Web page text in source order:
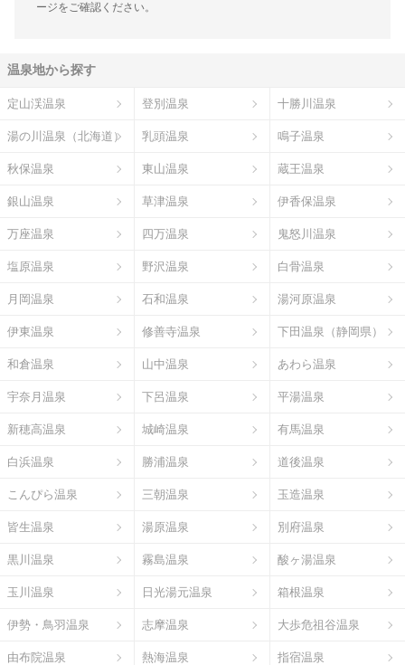
ージをご確認ください。
温泉地から探す
定山渓温泉 登別温泉 十勝川温泉
湯の川温泉（北海道） 乳頭温泉 鳴子温泉
秋保温泉 東山温泉 蔵王温泉
銀山温泉 草津温泉 伊香保温泉
万座温泉 四万温泉 鬼怒川温泉
塩原温泉 野沢温泉 白骨温泉
月岡温泉 石和温泉 湯河原温泉
伊東温泉 修善寺温泉 下田温泉（静岡県）
和倉温泉 山中温泉 あわら温泉
宇奈月温泉 下呂温泉 平湯温泉
新穂高温泉 城崎温泉 有馬温泉
白浜温泉 勝浦温泉 道後温泉
こんぴら温泉 三朝温泉 玉造温泉
皆生温泉 湯原温泉 別府温泉
黒川温泉 霧島温泉 酸ヶ湯温泉
玉川温泉 日光湯元温泉 箱根温泉
伊勢・鳥羽温泉 志摩温泉 大歩危祖谷温泉
由布院温泉 熱海温泉 指宿温泉